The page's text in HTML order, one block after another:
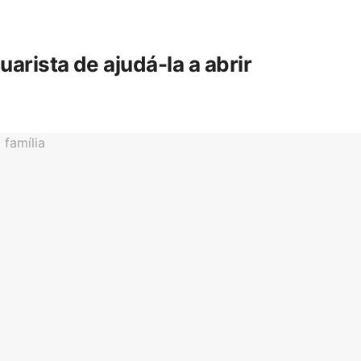
de ajudá-la a abrir